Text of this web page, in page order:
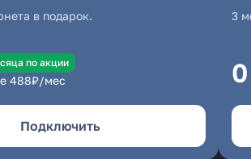
в подарок.
по акции
488₽/мес
Подключить
3
0